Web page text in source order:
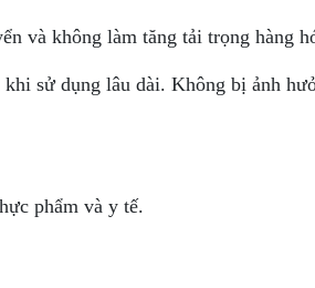
và không làm tăng tải trọng hàng
sử dụng lâu dài. Không bị ảnh
phẩm và y tế.